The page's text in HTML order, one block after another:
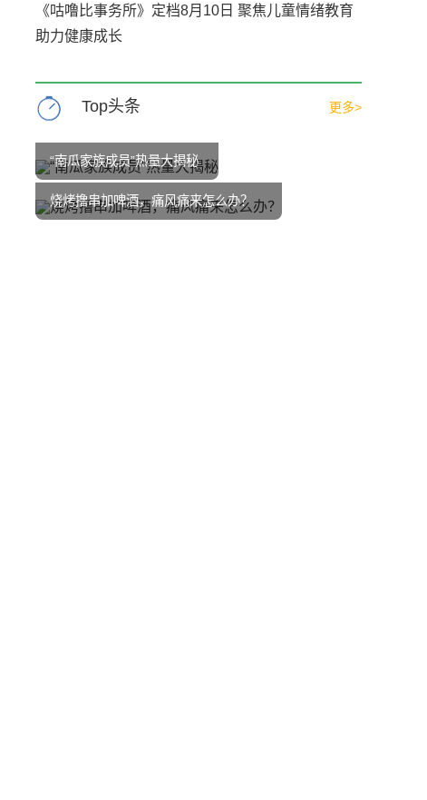
《咕噜比事务所》定档8月10日 聚焦儿童情绪教育
助力健康成长
Top头条 更多>
“南瓜家族成员”热量大揭秘
烧烤撸串加啤酒，痛风痛来怎么办？